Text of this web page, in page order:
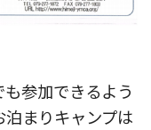
参加できるよう
まりキャンプは